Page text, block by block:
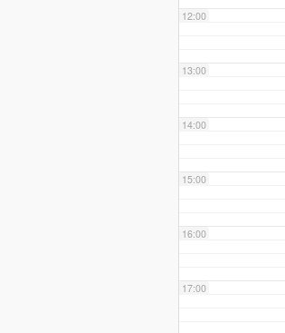
12:00
13:00
14:00
15:00
16:00
17:00